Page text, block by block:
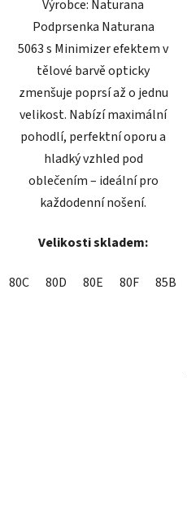
hvězdiček.
Výrobce: Naturana
Podprsenka Naturana
5063 s Minimizer efektem v
tělové barvě opticky
zmenšuje poprsí až o jednu
velikost. Nabízí maximální
pohodlí, perfektní oporu a
hladký vzhled pod
oblečením – ideální pro
každodenní nošení.
Velikosti skladem:
80C 80D 80E 80F 85B